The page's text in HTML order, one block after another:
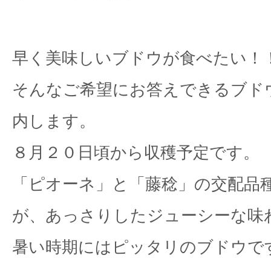
早く美味しいブドウが食べたい！
そんなご希望にお答えできるブ
内します。
８月２０日頃から収穫予定です。
「ピオーネ」と「藤稔」の交配
が、あっさりしたジューシーな味
暑い時期にはピッタリのブドウで